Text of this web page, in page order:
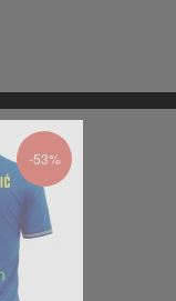
-53%